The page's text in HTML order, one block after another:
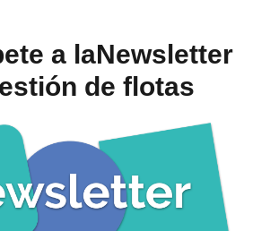
a laNewsletter
de flotas